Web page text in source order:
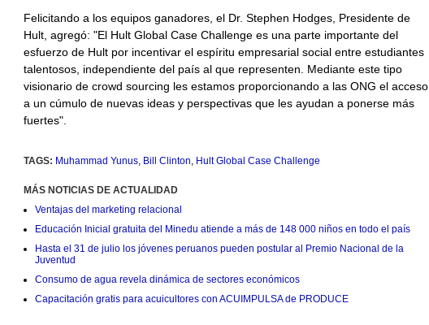
Felicitando a los equipos ganadores, el Dr. Stephen Hodges, Presidente de
Hult, agregó: "El Hult Global Case Challenge es una parte importante del
esfuerzo de Hult por incentivar el espíritu empresarial social entre estudiantes
talentosos, independiente del país al que representen. Mediante este tipo
visionario de crowd sourcing les estamos proporcionando a las ONG el acceso
a un cúmulo de nuevas ideas y perspectivas que les ayudan a ponerse más
fuertes".
TAGS: Muhammad Yunus, Bill Clinton, Hult Global Case Challenge
MÁS NOTICIAS DE ACTUALIDAD
Ventajas del marketing relacional
Educación Inicial gratuita del Minedu atiende a más de 148 000 niños en todo el país
Hasta el 31 de julio los jóvenes peruanos pueden postular al Premio Nacional de la
Juventud
Consumo de agua revela dinámica de sectores económicos
Capacitación gratis para acuicultores con ACUIMPULSA de PRODUCE